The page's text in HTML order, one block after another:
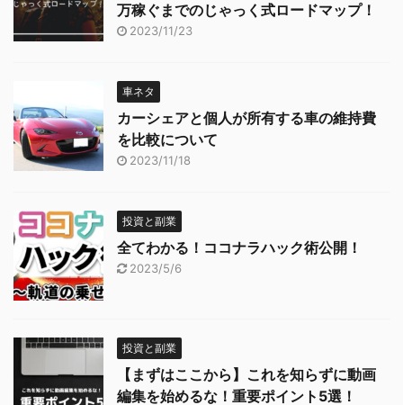
万稼ぐまでのじゃっく式ロードマップ！
2023/11/23
車ネタ
カーシェアと個人が所有する車の維持費
を比較について
2023/11/18
投資と副業
全てわかる！ココナラハック術公開！
2023/5/6
投資と副業
【まずはここから】これを知らずに動画
編集を始めるな！重要ポイント5選！